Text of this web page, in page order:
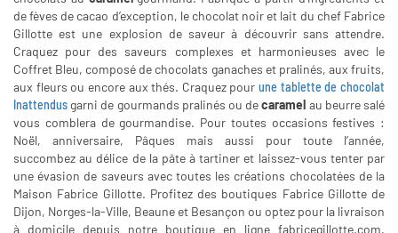
de fèves de cacao d’exception, le chocolat noir et lait du chef Fabrice
Gillotte est une explosion de saveur à découvrir sans attendre.
Craquez pour des saveurs complexes et harmonieuses avec le
Coffret Bleu, composé de chocolats ganaches et pralinés, aux fruits,
aux fleurs ou encore aux thés. Craquez pourune tablette de chocolat
Inattendusgarni de gourmands pralinés ou decaramel au beurre salé
vous comblera de gourmandise. Pour toutes occasions festives :
Noël, anniversaire, Pâques mais aussi pour toute l’année,
succombez au délice de la pâte à tartiner et laissez-vous tenter par
une évasion de saveurs avec toutes les créations chocolatées de la
Maison Fabrice Gillotte. Profitez des boutiques Fabrice Gillotte de
Dijon, Norges-la-Ville, Beaune et Besançon ou optez pour la livraison
à domicile depuis notre boutique en ligne fabricegillotte.com.